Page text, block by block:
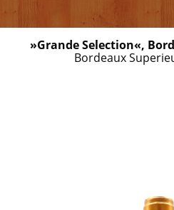
»Grande Selection«,
Bordeaux